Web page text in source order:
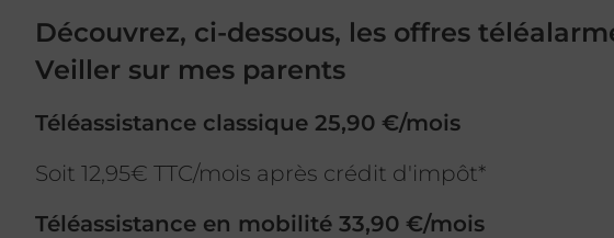
Découvrez, ci-dessous, les offres
Veiller sur mes parents
Téléassistance classique 25,90 €/mois
Soit 12,95€ TTC/mois après crédit d'impôt*
Téléassistance en mobilité 33,90 €/mois